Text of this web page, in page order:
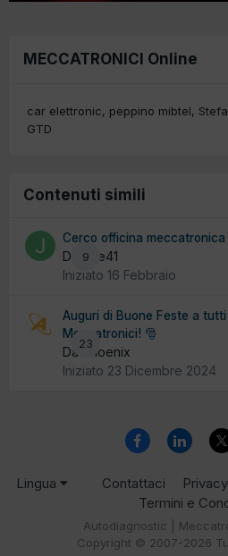
MECCATRONICI Online
car elettronic peppino mibtel
GTD
Contenuti simili
9
Cerco officina meccatronica
Da Joe41
Iniziato 16 Febbraio
23
Auguri di Buone Feste a
Meccatronici! 🎅
Da Phoenix
Iniziato 23 Dicembre 2024
Lingua Contattaci
Termini e
Autodiagnostic |
Copyright © 2007-2026